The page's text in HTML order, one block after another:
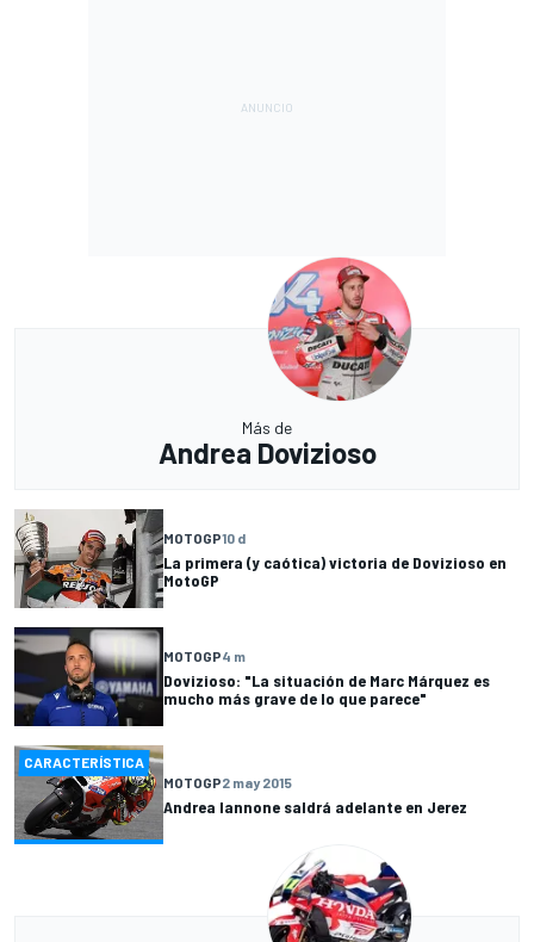
Más de
Andrea Dovizioso
MOTOGP10 d
La primera (y caótica) victoria de Dovizioso en
MotoGP
MOTOGP4 m
Dovizioso: "La situación de Marc Márquez es
mucho más grave de lo que parece"
CARACTERÍSTICA
MOTOGP2 may 2015
Andrea Iannone saldrá adelante en Jerez